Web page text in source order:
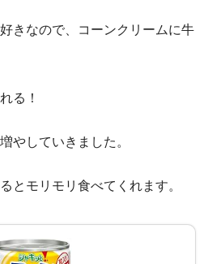
きなので、コーンクリームに牛
る！
やしていきました。
とモリモリ食べてくれます。